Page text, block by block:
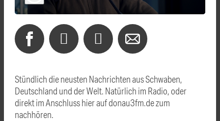
Stündlich die neusten Nachrichten aus Schwaben,
Deutschland und der Welt. Natürlich im Radio, oder
direkt im Anschluss hier auf donau3fm.de zum
nachhören.